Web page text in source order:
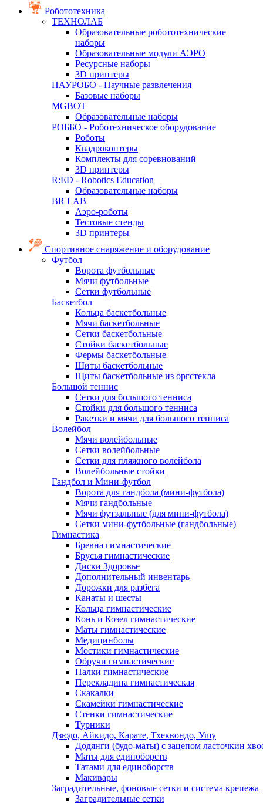
Робототехника
ТЕХНОЛАБ
Образовательные робототехнические
наборы
Образовательные модули АЭРО
Ресурсные наборы
3D принтеры
НАУРОБО - Научные развлечения
Базовые наборы
MGBOT
Образовательные наборы
РОББО - Роботехническое оборудование
Роботы
Квадрокоптеры
Комплекты для соревнований
3D принтеры
R:ED - Robotics Education
Образовательные наборы
BR LAB
Аэро-роботы
Тестовые стенды
3D принтеры
Спортивное снаряжение и оборудование
Футбол
Ворота футбольные
Мячи футбольные
Сетки футбольные
Баскетбол
Кольца баскетбольные
Мячи баскетбольные
Сетки баскетбольные
Стойки баскетбольные
Фермы баскетбольные
Щиты баскетбольные
Щиты баскетбольные из оргстекла
Большой теннис
Сетки для большого тенниса
Стойки для большого тенниса
Ракетки и мячи для большого тенниса
Волейбол
Мячи волейбольные
Сетки волейбольные
Сетки для пляжного волейбола
Волейбольные стойки
Гандбол и Мини-футбол
Ворота для гандбола (мини-футбола)
Мячи гандбольные
Мячи футзальные (для мини-футбола)
Сетки мини-футбольные (гандбольные)
Гимнастика
Бревна гимнастические
Брусья гимнастические
Диски Здоровье
Дополнительный инвентарь
Дорожки для разбега
Канаты и шесты
Кольца гимнастические
Конь и Козел гимнастические
Маты гимнастические
Медицинболы
Мостики гимнастические
Обручи гимнастические
Палки гимнастические
Перекладина гимнастическая
Скакалки
Скамейки гимнастические
Стенки гимнастические
Турники
Дзюдо, Айкидо, Карате, Тхеквондо, Ушу
Додянги (будо-маты) с зацепом ласточкин
Маты для единоборств
Татами для единоборств
Макивары
Заградительные, фоновые сетки и система крепежа
Заградительные сетки